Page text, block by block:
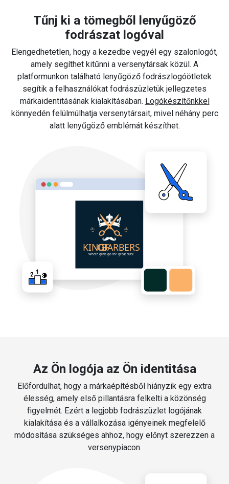
Tűnj ki a tömegből lenyűgöző
fodrászat logóval
Elengedhetetlen, hogy a kezedbe vegyél egy szalonlogót,
amely segíthet kitűnni a versenytársak közül. A
platformunkon található lenyűgöző fodrászlogóötletek
segítik a felhasználókat fodrászüzletük jellegzetes
márkaidentitásának kialakításában. Logókészítőnkkel
könnyedén felülmúlhatja versenytársait, mivel néhány perc
alatt lenyűgöző emblémát készíthet.
Az Ön logója az Ön identitása
Előfordulhat, hogy a márkaépítésből hiányzik egy extra
élesség, amely első pillantásra felkelti a közönség
figyelmét. Ezért a legjobb fodrászüzlet logójának
kialakítása és a vállalkozása igényeinek megfelelő
módosítása szükséges ahhoz, hogy előnyt szerezzen a
versenypiacon.